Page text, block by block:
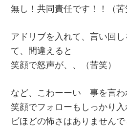
無し！共同責任です！！（苦
アドリブを入れて、言い回
て、間違えると
笑顔で怒声が、、（苦笑）
など、こわーーい 事を言わ
笑顔でフォローもしっかり
ビほどの怖さはありませんで